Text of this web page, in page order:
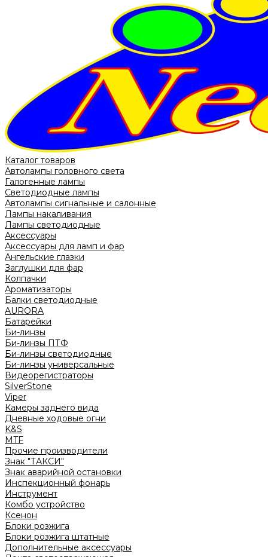
Каталог товаров
Автолампы головного света
Галогенные лампы
Светодиодные лампы
Автолампы сигнальные и салонные
Лампы накаливания
Лампы светодиодные
Аксессуары
Аксессуары для ламп и фар
Ангельские глазки
Заглушки для фар
Колпачки
Ароматизаторы
Балки светодиодные
AURORA
Батарейки
Би-линзы
Би-линзы ПТФ
Би-линзы светодиодные
Би-линзы универсальные
Видеорегистраторы
SilverStone
Viper
Камеры заднего вида
Дневные ходовые огни
K&S
MTF
Прочие производители
Знак "ТАКСИ"
Знак аварийной остановки
Инспекционный фонарь
Инструмент
Комбо устройство
Ксенон
Блоки розжига
Блоки розжига штатные
Дополнительные аксессуары